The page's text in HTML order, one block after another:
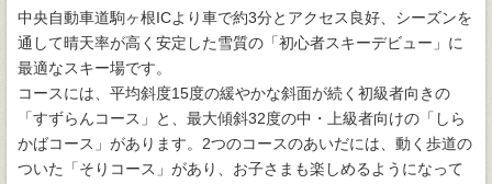
中央自動車道駒ヶ根ICより車で約3分とアクセス良好、シーズンを
通して晴天率が高く安定した雪質の「初心者スキーデビュー」に
最適なスキー場です。
コースには、平均斜度15度の緩やかな斜面が続く初級者向きの
「すずらんコース」と、最大傾斜32度の中・上級者向けの「しら
かばコース」があります。2つのコースのあいだには、動く歩道の
ついた「そりコース」があり、お子さまも楽しめるようになって